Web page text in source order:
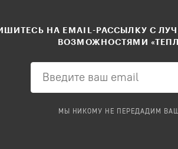
НА EMAIL-РАССЫЛКУ С
ВОЗМОЖНОСТЯМИ
МЫ НИКОМУ НЕ ПЕРЕДАДИМ ВАШ